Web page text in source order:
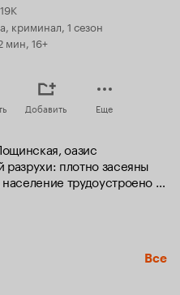
19K
криминал, 1 сезон
мин, 16+
Добавить Еще
оазис
плотно засеяны
трудоустроено и
или когда-то
ни другое. Это -
в 90-е, он замешан на
Все